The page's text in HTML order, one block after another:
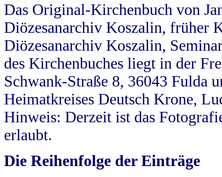
Das Original-Kirchenbuch von
Diözesanarchiv Koszalin, früher
Diözesanarchiv Koszalin,
des Kirchenbuches liegt in der
Schwank-Straße 8, 36043 Fulda
Heimatkreises Deutsch Krone,
Hinweis: Derzeit ist das
erlaubt.
Die Reihenfolge der Einträge